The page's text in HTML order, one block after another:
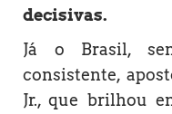
decisivas.
Já o Brasil,
consistente,
Jr., que brilhou